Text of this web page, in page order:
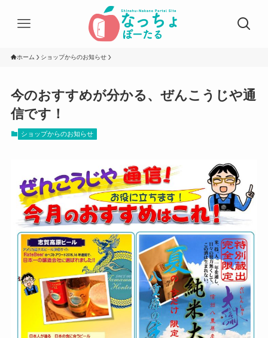
ホーム ショップからのお知らせ
今のおすすめが分かる、ぜんこうじや通
信です！
ショップからのお知らせ